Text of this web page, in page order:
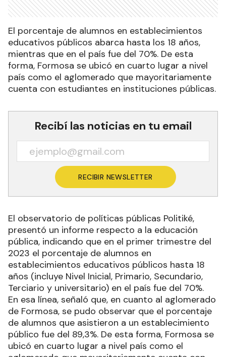
El porcentaje de alumnos en establecimientos
educativos públicos abarca hasta los 18 años,
mientras que en el país fue del 70%. De esta
forma, Formosa se ubicó en cuarto lugar a nivel
país como el aglomerado que mayoritariamente
cuenta con estudiantes en instituciones públicas.
Recibí las noticias en tu email
RECIBIR NEWSLETTER
El observatorio de políticas públicas Politiké,
presentó un informe respecto a la educación
pública, indicando que en el primer trimestre del
2023 el porcentaje de alumnos en
establecimientos educativos públicos hasta 18
años (incluye Nivel Inicial, Primario, Secundario,
Terciario y universitario) en el país fue del 70%.
En esa línea, señaló que, en cuanto al aglomerado
de Formosa, se pudo observar que el porcentaje
de alumnos que asistieron a un establecimiento
público fue del 89,3%. De esta forma, Formosa se
ubicó en cuarto lugar a nivel país como el